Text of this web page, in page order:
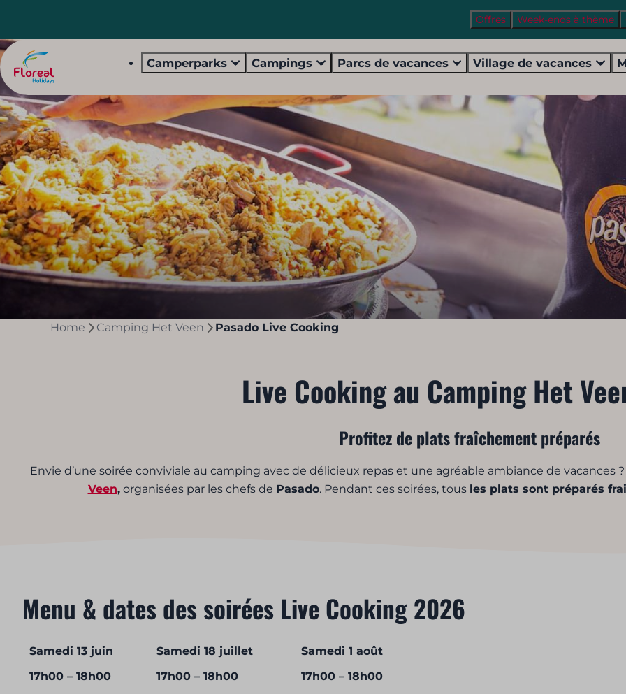
Offres Week-ends à thème
Camperparks Campings Parcs de vacances Village de vacances
Home Camping Het Veen Pasado Live Cooking
Live Cooking au Camping Het
Profitez de plats fraîchement préparés
Envie d’une soirée conviviale au camping avec de délicieux repas et une agréable ambiance de vacances ?
Veen,organisées par les chefs de Pasado. Pendant ces soirées, tous les plats sont préparés
Menu & dates des soirées Live Cooking 2026
Samedi 13 juin Samedi 18 juillet
Samedi 1 août
17h00 – 18h00
17h00 – 18h00
17h00 – 18h00